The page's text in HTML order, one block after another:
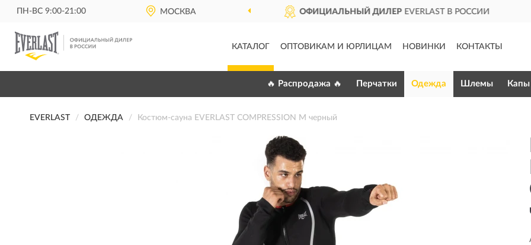
ПН-ВС 9:00-21:00 МОСКВАОФИЦИАЛЬНЫЙ ДИЛЕРEVERLAST В РОССИИ
КАТАЛОГ ОПТОВИКАМ И ЮРЛИЦАМ НОВИНКИ КОНТАКТЫ
🔥 Распродажа 🔥 Перчатки Одежда Шлемы Капы
EVERLAST ОДЕЖДА Костюм-сауна EVERLAST COMPRESSION M черный